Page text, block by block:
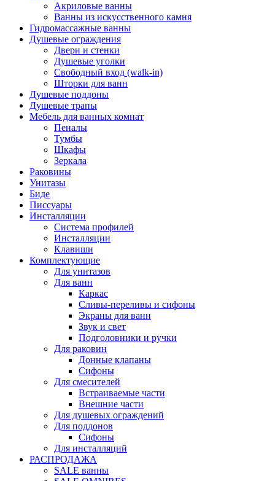
Акриловые ванны
Ванны из искусственного камня
Гидромассажные ванны
Душевые ограждения
Двери и стенки
Душевые уголки
Свободный вход (walk-in)
Шторки для ванн
Душевые поддоны
Душевые трапы
Мебель для ванных комнат
Пеналы
Тумбы
Шкафы
Зеркала
Раковины
Унитазы
Биде
Писсуары
Инсталляции
Система профилей
Инсталляции
Клавиши
Комплектующие
Для унитазов
Для ванн
Каркас
Сливы-переливы и сифоны
Экраны для ванн
Звук и свет
Подголовники и ручки
Для раковин
Донные клапаны
Сифоны
Для смесителей
Встраиваемые части
Внешние части
Для душевых ограждений
Для поддонов
Сифоны
Для инсталляций
РАСПРОДАЖА
SALE ванны